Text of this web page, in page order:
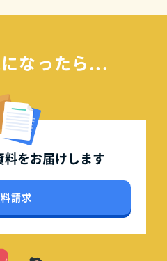
なったら...
料をお届けします
請求